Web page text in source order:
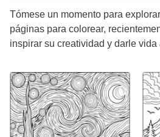
Tómese un momento para
páginas para colorear,
inspirar su creatividad y darle